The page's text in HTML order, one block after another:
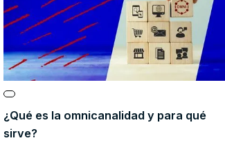
¿Qué es la omnicanalidad y para qué
sirve?